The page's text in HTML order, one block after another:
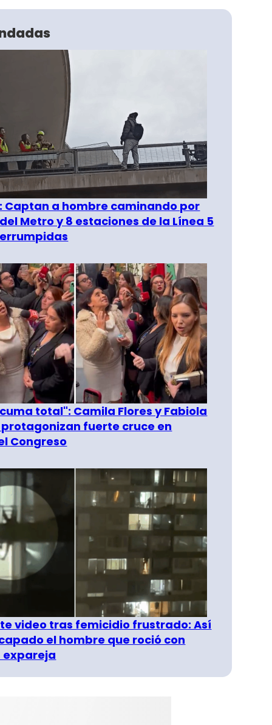
Captan a hombre caminando por
Metro y 8 estaciones de la Línea 5
total": Camila Flores y Fabiola
fuerte cruce en
Congreso
video tras femicidio frustrado: Así
el hombre que roció con
expareja